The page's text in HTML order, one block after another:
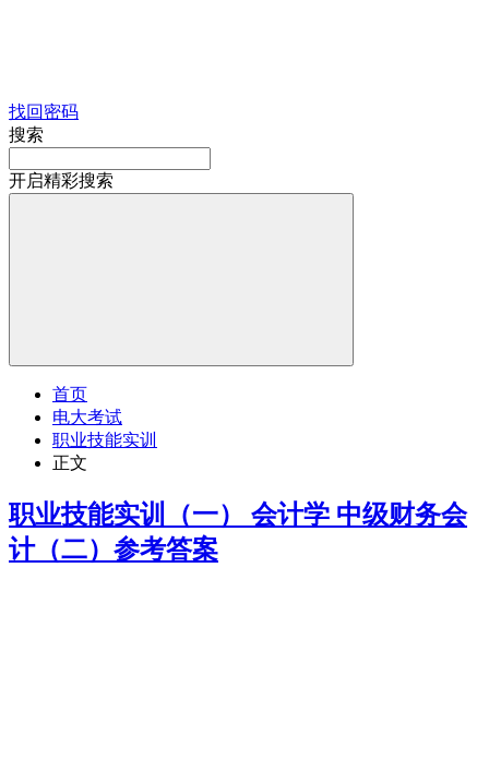
找回密码
搜索
开启精彩搜索
首页
电大考试
职业技能实训
正文
职业技能实训（一） 会计学 中级财务会
计（二）参考答案